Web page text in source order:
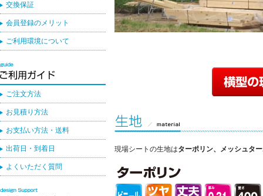
現場シートの生地はターポリン、メッシュタ
交換保証
会員登録のメリット
ご利用環境について
ご注文方法
お見積り方法
お支払い方法・送料
出荷日・到着日
よくいただく質問